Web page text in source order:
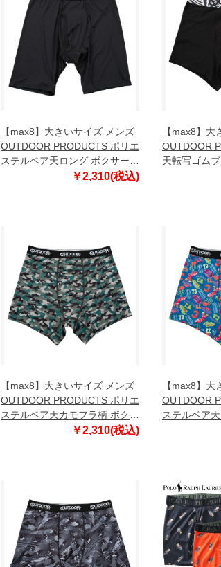
【max8】大きいサイズ メンズ
OUTDOOR PRODUCTS ポリエ
ステルベア天ロング ボクサーパ
ンツ ブラック×ホワイト 1249-
￥2,310(税込)
【max8】
OUTDOOR
天転写ゴム
ンツ ブラッ
【max8】大きいサイズ メンズ
OUTDOOR PRODUCTS ポリエ
ステルベア天カモフラ柄 ボクサ
ーパンツ カーキカモ 1249-
￥2,310(税込)
【max8】
OUTDOOR
ステルベア
ーパンツ ブ